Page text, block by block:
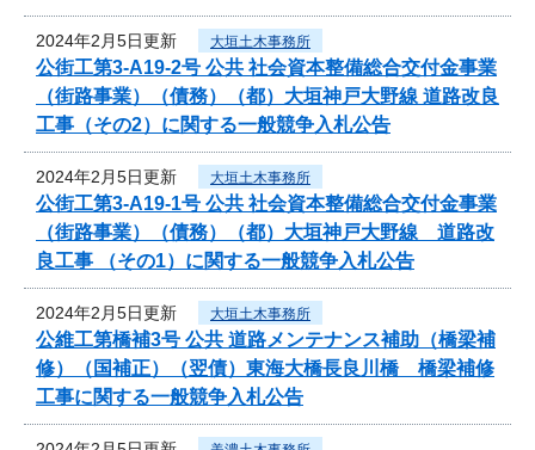
2024年2月5日更新 大垣土木事務所
公街工第3-A19-2号 公共 社会資本整備総合交付金事業
（街路事業）（債務）（都）大垣神戸大野線 道路改良
工事（その2）に関する一般競争入札公告
2024年2月5日更新 大垣土木事務所
公街工第3-A19-1号 公共 社会資本整備総合交付金事業
（街路事業）（債務）（都）大垣神戸大野線 道路改
良工事 （その1）に関する一般競争入札公告
2024年2月5日更新 大垣土木事務所
公維工第橋補3号 公共 道路メンテナンス補助（橋梁補
修）（国補正）（翌債）東海大橋長良川橋 橋梁補修
工事に関する一般競争入札公告